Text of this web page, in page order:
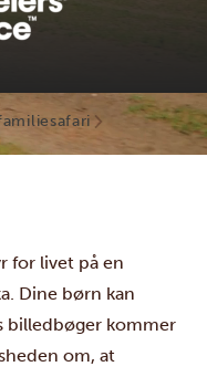
for livet på en
Dine børn kan
billedbøger kommer
om, at